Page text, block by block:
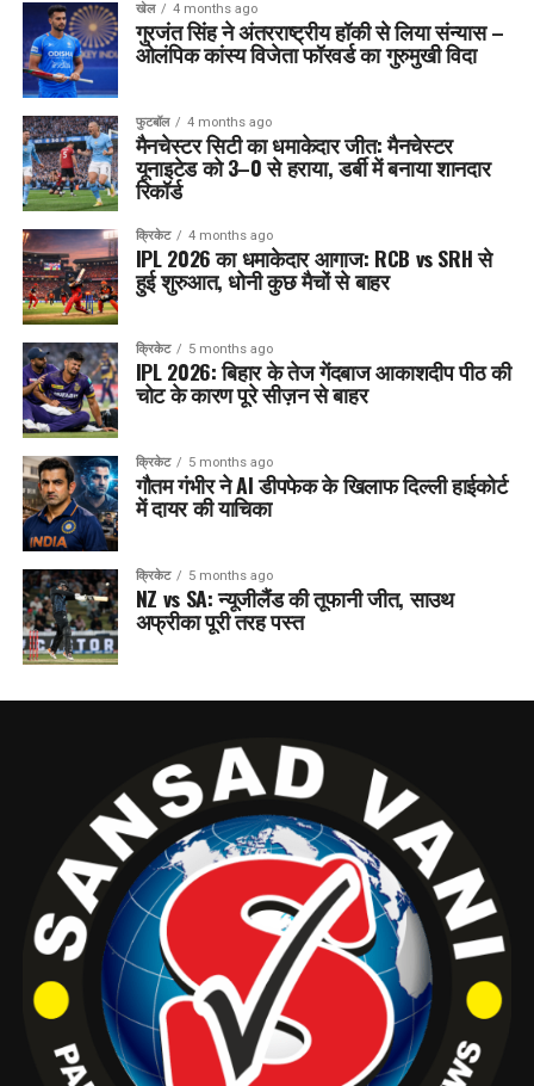
खेल 4 months ago
गुरजंत सिंह ने अंतरराष्ट्रीय हॉकी से लिया संन्यास –
ओलंपिक कांस्य विजेता फॉरवर्ड का गुरुमुखी विदा
फुटबॉल 4 months ago
मैनचेस्टर सिटी का धमाकेदार जीत: मैनचेस्टर
यूनाइटेड को 3–0 से हराया, डर्बी में बनाया शानदार
रिकॉर्ड
क्रिकेट 4 months ago
IPL 2026 का धमाकेदार आगाज: RCB vs SRH से
हुई शुरुआत, धोनी कुछ मैचों से बाहर
क्रिकेट 5 months ago
IPL 2026: बिहार के तेज गेंदबाज आकाशदीप पीठ की
चोट के कारण पूरे सीज़न से बाहर
क्रिकेट 5 months ago
गौतम गंभीर ने AI डीपफेक के खिलाफ दिल्ली हाईकोर्ट
में दायर की याचिका
क्रिकेट 5 months ago
NZ vs SA: न्यूजीलैंड की तूफानी जीत, साउथ
अफ्रीका पूरी तरह पस्त